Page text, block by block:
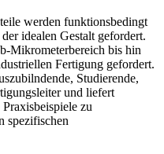
werden funktionsbedingt
idealen Gestalt gefordert.
Mikrometerbereich bis hin
Fertigung gefordert.
Studierende,
und liefert
zu
spezifischen